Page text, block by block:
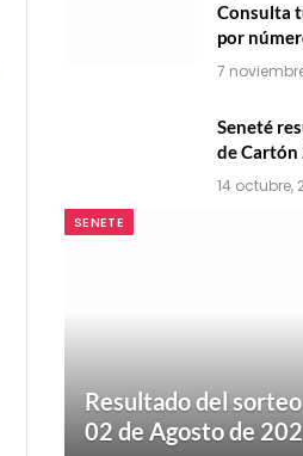
Consulta
por
7
Seneté
de Cartón
14 octubre,
SENETE
Resultado del
02 de Agosto de